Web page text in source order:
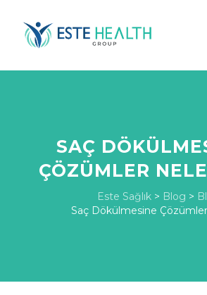
SAÇ
ÇÖZÜMLER
Este Sağlık > Blog >
Saç Dökülmesine